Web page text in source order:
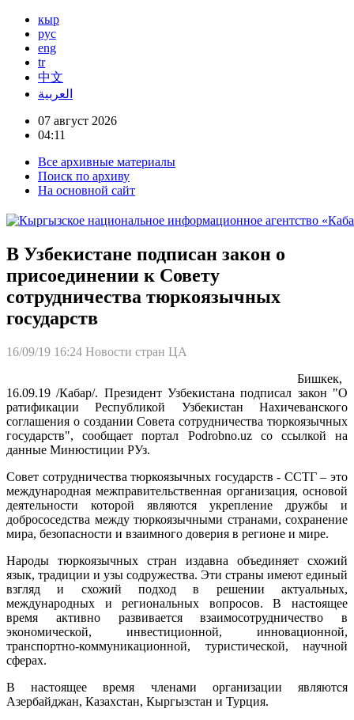
кыр
рус
eng
tr
中文
العربية
07 август 2026
04:11
Все архивные материалы
Поиск по архиву
На основной сайт
В Узбекистане подписан закон о
присоединении к Совету
сотрудничества тюркоязычных
государств
16/09/19 16:24 Новости стран ЦА
Бишкек,
16.09.19 /Кабар/. Президент Узбекистана подписал закон "О
ратификации Республикой Узбекистан Нахичеванского
соглашения о создании Совета сотрудничества тюркоязычных
государств", сообщает портал Podrobno.uz со ссылкой на
данные Минюстиции РУз.
Совет сотрудничества тюркоязычных государств - ССТГ – это
международная межправительственная организация, основой
деятельности которой являются укрепление дружбы и
добрососедства между тюркоязычными странами, сохранение
мира, безопасности и взаимного доверия в регионе и мире.
Народы тюркоязычных стран издавна объединяет схожий
язык, традиции и узы содружества. Эти страны имеют единый
взгляд и схожий подход в решении актуальных,
международных и региональных вопросов. В настоящее
время активно развивается взаимосотрудничество в
экономической, инвестиционной, инновационной,
транспортно-коммуникационной, туристической, научной
сферах.
В настоящее время членами организации являются
Азербайджан, Казахстан, Кыргызстан и Турция.